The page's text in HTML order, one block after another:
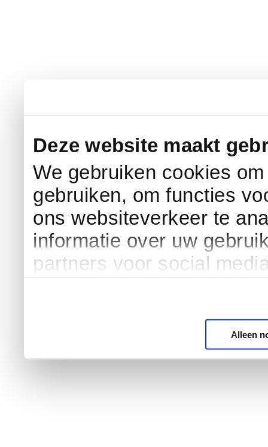
Deze website maakt
We gebruiken cookies
gebruiken, om functies
ons websiteverkeer te
informatie over uw
partners voor social
Alleen